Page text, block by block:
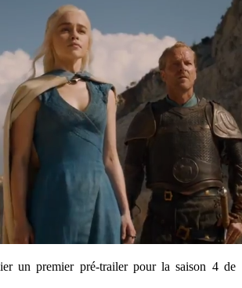
un premier pré-trailer pour la saison 4 de